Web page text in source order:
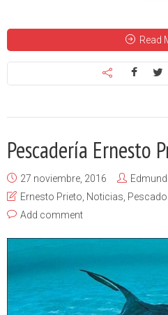
Read
Pescadería Ernesto
27 noviembre, 2016
Ernesto Prieto Noticias
Add comment